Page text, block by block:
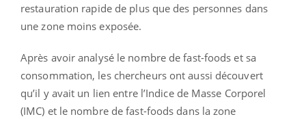
restauration rapide de plus que des personnes dans
une zone moins exposée.
Après avoir analysé le nombre de fast-foods et sa
consommation, les chercheurs ont aussi découvert
qu’il y avait un lien entre l’Indice de Masse Corporel
(IMC) et le nombre de fast-foods dans la zone